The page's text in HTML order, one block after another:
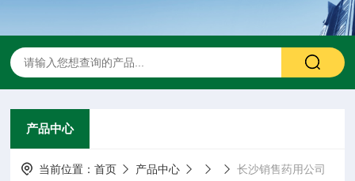
产品中心
当前位置：首页 产品中心 长沙销售药用公司